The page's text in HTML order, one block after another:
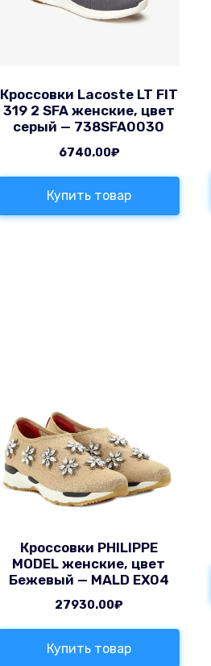
Кроссовки Lacoste LT FIT
319 2 SFA женские, цвет
серый — 738SFA0030
6740.00₽
Купить товар
Кроссовки PHILIPPE
MODEL женские, цвет
Бежевый — MALD EX04
27930.00₽
Купить товар